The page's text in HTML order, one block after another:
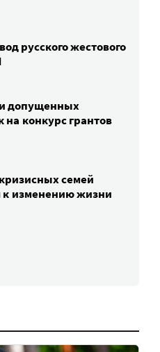
русского жестового
допущенных
на конкурс грантов
семей
к изменению жизни